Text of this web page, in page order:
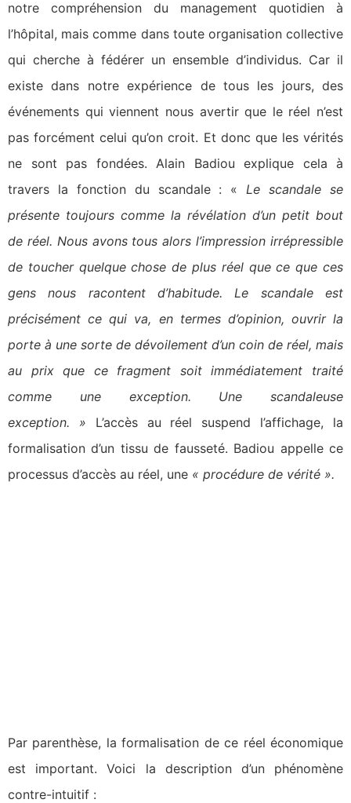
notre compréhension du management quotidien à
l’hôpital, mais comme dans toute organisation collective
qui cherche à fédérer un ensemble d’individus. Car il
existe dans notre expérience de tous les jours, des
événements qui viennent nous avertir que le réel n’est
pas forcément celui qu’on croit. Et donc que les vérités
ne sont pas fondées. Alain Badiou explique cela à
travers la fonction du scandale : «Le scandale se
présente toujours comme la révélation d’un petit bout
de réel. Nous avons tous alors l’impression irrépressible
de toucher quelque chose de plus réel que ce que ces
gens nous racontent d’habitude. Le scandale est
précisément ce qui va, en termes d’opinion, ouvrir la
porte à une sorte de dévoilement d’un coin de réel, mais
au prix que ce fragment soit immédiatement traité
comme une exception. Une scandaleuse
exception. » L’accès au réel suspend l’affichage, la
formalisation d’un tissu de fausseté. Badiou appelle ce
processus d’accès au réel, une « procédure de vérité ».
Par parenthèse, la formalisation de ce réel économique
est important. Voici la description d’un phénomène
contre-intuitif :